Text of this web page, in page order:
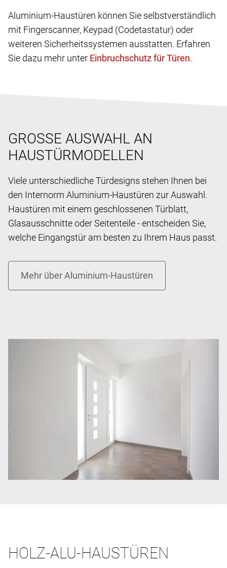
Aluminium-Haustüren können Sie selbstverständlich
mit Fingerscanner, Keypad (Codetastatur) oder
weiteren Sicherheitssystemen ausstatten. Erfahren
Sie dazu mehr unter
.
GROSSE AUSWAHL AN
HAUSTÜRMODELLEN
Viele unterschiedliche Türdesigns stehen Ihnen bei
den Internorm Aluminium-Haustüren zur Auswahl.
Haustüren mit einem geschlossenen Türblatt,
Glasausschnitte oder Seitenteile - entscheiden Sie,
welche Eingangstür am besten zu Ihrem Haus passt.
HOLZ-ALU-HAUSTÜREN